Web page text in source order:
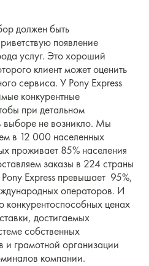
должен быть
появление
услуг. Это хороший
клиент может оценить
сервиса. У Pony Express
конкурентные
при детальном
выборе не возникло. Мы
в 12 000 населенных
проживает 85% населения
заказы в 224 страны
Express превышает 95%,
операторов. И
конкурентоспособных ценах
достигаемых
собственных
и грамотной организации
компании.